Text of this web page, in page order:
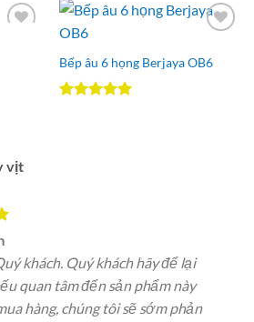
Wishlist
Bếp âu 6 họng Berjaya OB6
vịt
khách. Quý khách hãy để lại
quan tâm đến sản phẩm này
hàng, chúng tôi sẽ sớm phản